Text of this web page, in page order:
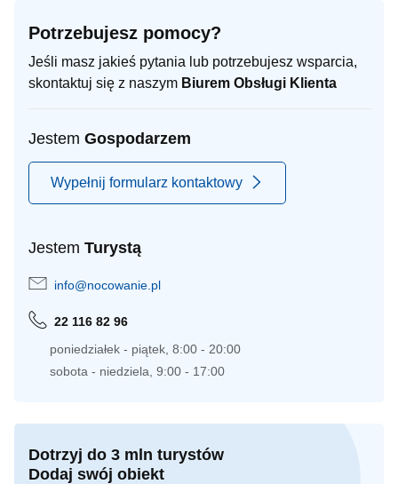
Potrzebujesz pomocy?
Jeśli masz jakieś pytania lub potrzebujesz wsparcia,
skontaktuj się z naszym Biurem Obsługi Klienta
Jestem Gospodarzem
Wypełnij formularz kontaktowy
Jestem Turystą
info@nocowanie.pl
22 116 82 96
poniedziałek - piątek, 8:00 - 20:00
sobota - niedziela, 9:00 - 17:00
Dotrzyj do 3 mln turystów
Dodaj swój obiekt